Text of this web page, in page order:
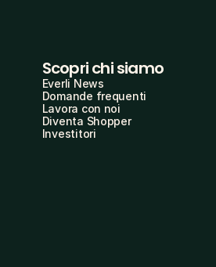
Scopri chi siamo
Everli News
Domande frequenti
Lavora con noi
Diventa Shopper
Investitori